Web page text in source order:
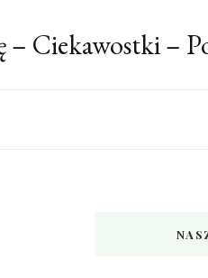
– Ciekawostki –